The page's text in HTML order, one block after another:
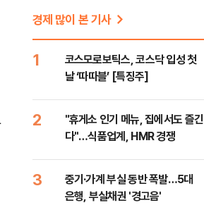
경제 많이 본 기사
1
코스모로보틱스, 코스닥 입성 첫
날 ‘따따블’ [특징주]
2
"휴게소 인기 메뉴, 집에서도 즐긴
다"…식품업계, HMR 경쟁
3
중기·가계 부실 동반 폭발…5대
은행, 부실채권 '경고음'